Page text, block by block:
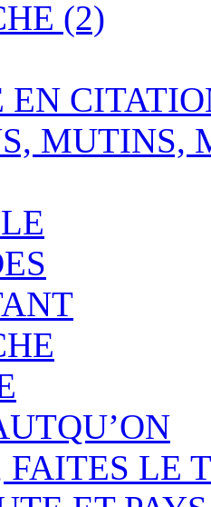
(2)
MUTINS,
FAITES LE